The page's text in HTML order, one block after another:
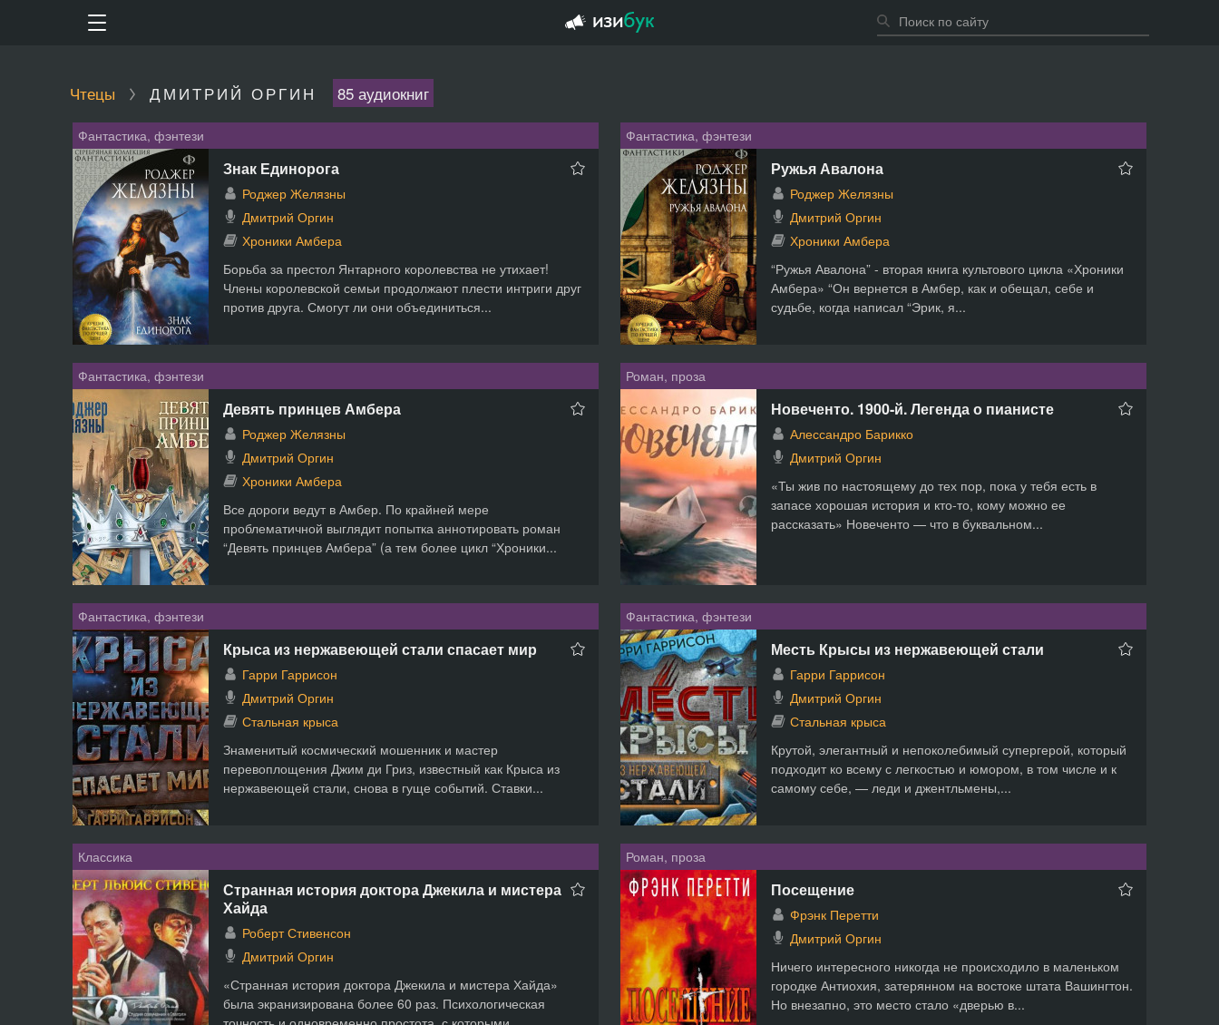
Чтецы ДМИТРИЙ ОРГИН 85 аудиокниг
Фантастика, фэнтези
Знак Единорога
Роджер Желязны
Дмитрий Оргин
Хроники Амбера
Борьба за престол Янтарного королевства не утихает!
Члены королевской семьи продолжают плести интриги друг
против друга. Смогут ли они объединиться...
Фантастика, фэнтези
Ружья Авалона
Роджер Желязны
Дмитрий Оргин
Хроники Амбера
“Ружья Авалона” - вторая книга культового цикла «Хроники
Амбера» “Он вернется в Амбер, как и обещал, себе и
судьбе, когда написал “Эрик, я...
Фантастика, фэнтези
Девять принцев Амбера
Роджер Желязны
Дмитрий Оргин
Хроники Амбера
Все дороги ведут в Амбер. По крайней мере
проблематичной выглядит попытка аннотировать роман
“Девять принцев Амбера” (а тем более цикл “Хроники...
Роман, проза
Новеченто. 1900-й. Легенда о пианисте
Алессандро Барикко
Дмитрий Оргин
«Ты жив по настоящему до тех пор, пока у тебя есть в
запасе хорошая история и кто-то, кому можно ее
рассказать» Новеченто — что в буквальном...
Фантастика, фэнтези
Крыса из нержавеющей стали спасает мир
Гарри Гаррисон
Дмитрий Оргин
Стальная крыса
Знаменитый космический мошенник и мастер
перевоплощения Джим ди Гриз, известный как Крыса из
нержавеющей стали, снова в гуще событий. Ставки...
Фантастика, фэнтези
Месть Крысы из нержавеющей стали
Гарри Гаррисон
Дмитрий Оргин
Стальная крыса
Крутой, элегантный и непоколебимый супергерой, который
подходит ко всему с легкостью и юмором, в том числе и к
самому себе, — леди и джентльмены,...
Классика
Странная история доктора Джекила и мистера
Хайда
Роберт Стивенсон
Дмитрий Оргин
«Странная история доктора Джекила и мистера Хайда»
была экранизирована более 60 раз. Психологическая
Роман, проза
Посещение
Фрэнк Перетти
Дмитрий Оргин
Ничего интересного никогда не происходило в маленьком
городке Антиохия, затерянном на востоке штата Вашингтон.
Но внезапно, это место стало «дверью в...